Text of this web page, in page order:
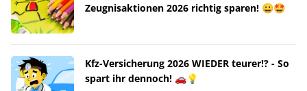
Zeugnisaktionen 2026 richtig sparen! 😀🤩
Kfz-Versicherung 2026 WIEDER teurer!? - So
spart ihr dennoch! 🚗💡